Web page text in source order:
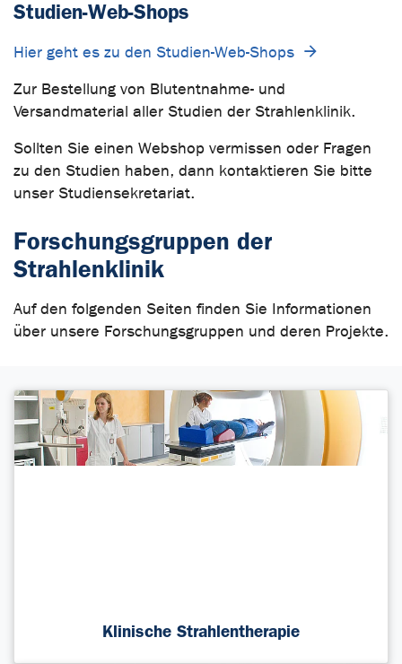
Studien-Web-Shops
Hier geht es zu den Studien-Web-Shops
Zur Bestellung von Blutentnahme- und
Versandmaterial aller Studien der Strahlenklinik.
Sollten Sie einen Webshop vermissen oder Fragen
zu den Studien haben, dann kontaktieren Sie bitte
unser Studiensekretariat.
Forschungsgruppen der
Strahlenklinik
Auf den folgenden Seiten finden Sie Informationen
über unsere Forschungsgruppen und deren Projekte.
Klinische Strahlentherapie